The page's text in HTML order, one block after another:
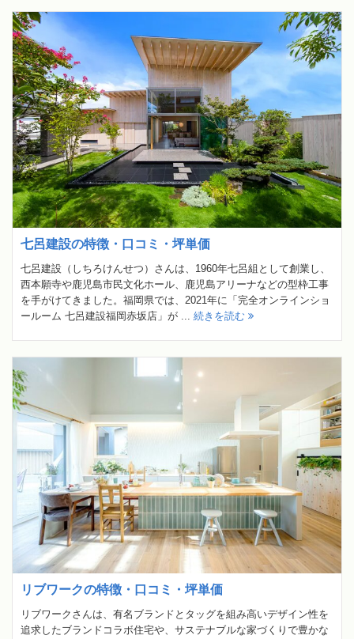
七呂建設の特徴・口コミ・坪単価
七呂建設（しちろけんせつ）さんは、1960年七呂組として創業し、
西本願寺や鹿児島市民文化ホール、鹿児島アリーナなどの型枠工事
を手がけてきました。福岡県では、2021年に「完全オンラインショ
ールーム 七呂建設福岡赤坂店」が ... 続きを読む
リブワークの特徴・口コミ・坪単価
リブワークさんは、有名ブランドとタッグを組み高いデザイン性を
追求したブランドコラボ住宅や、サステナブルな家づくりで豊かな